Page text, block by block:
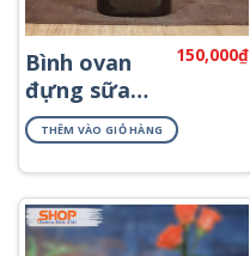
Bình ovan
đựng sữa
tắm gội
PKNT-45
150,000₫
THÊM VÀO GIỎ HÀNG